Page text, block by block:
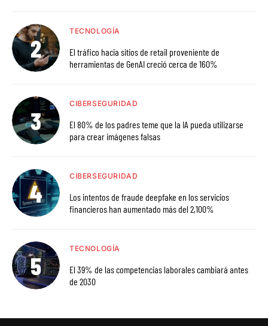
TECNOLOGÍA
El tráfico hacia sitios de retail proveniente de
herramientas de GenAI creció cerca de 160%
CIBERSEGURIDAD
El 80% de los padres teme que la IA pueda utilizarse
para crear imágenes falsas
CIBERSEGURIDAD
Los intentos de fraude deepfake en los servicios
financieros han aumentado más del 2,100%
TECNOLOGÍA
El 39% de las competencias laborales cambiará antes
de 2030